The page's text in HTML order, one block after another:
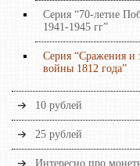
Серия “70-летие
1941-1945 гг”
Серия “Сражения и
войны 1812 года”
10 рублей
25 рублей
Интересно про